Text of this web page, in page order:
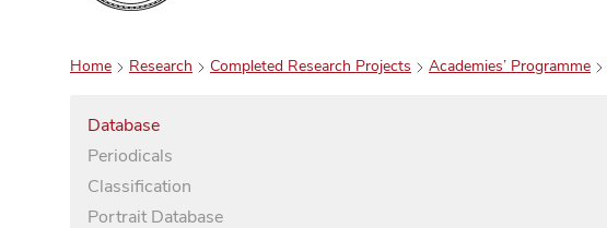
Home Research Completed Research Projects Academies’ Programme
Database
Periodicals
Classification
Portrait Database